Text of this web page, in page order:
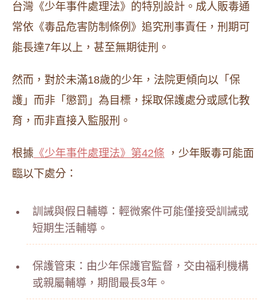
台灣《少年事件處理法》的特別設計。成人販毒通
常依《毒品危害防制條例》追究刑事責任，刑期可
能長達7年以上，甚至無期徒刑。
然而，對於未滿18歲的少年，法院更傾向以「保
護」而非「懲罰」為目標，採取保護處分或感化教
育，而非直接入監服刑。
根據 《少年事件處理法》第42條 ，少年販毒可能面
臨以下處分：
訓誡與假日輔導：輕微案件可能僅接受訓誡或
短期生活輔導。
保護管束：由少年保護官監督，交由福利機構
或親屬輔導，期間最長3年。